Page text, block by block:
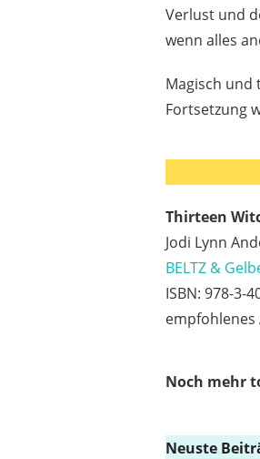
Verlust und
wenn alles
Magisch und
Fortsetzung
Thirteen
Jodi Lynn
BELTZ &
ISBN: 978-3-
empfohlenes
Noch mehr
Neuste